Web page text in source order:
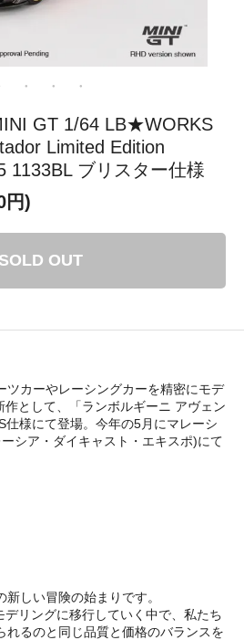
GT 1/64 LB★WORKS
Limited Edition
1133BL ブリスター仕様
円)
SOLD OUT
ツカーやレーシングカーを精密にモデ
として、「ランボルギーニ アヴェン
様にて登場。今年の5月にマレーシ
シア・ダイキャスト・エキスポ)にて
しい冒険の始まりです。
リングに移行していく中で、私たち
れるのと同じ品質と価格のバランスを